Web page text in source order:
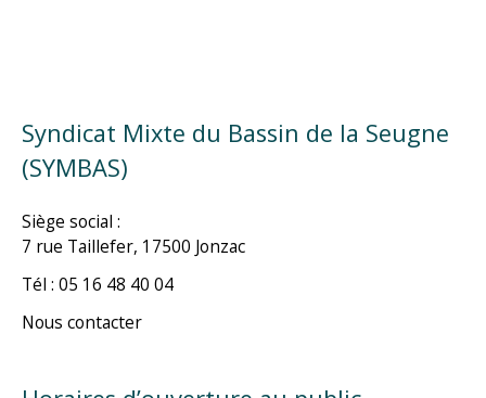
Syndicat Mixte du Bassin de la Seugne
(SYMBAS)
Siège social :
7 rue Taillefer, 17500 Jonzac
Tél : 05 16 48 40 04
Nous contacter